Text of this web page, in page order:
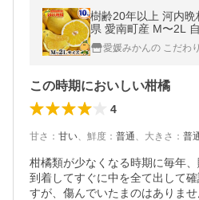
樹齢20年以上 河内
県 愛南町産 M〜2L 自宅用 訳あり 箱買い か
わち ばんかん 愛媛
愛媛みかんの こだわ
この時期においしい柑橘
4
甘さ ： 甘い、 鮮度 ： 普通、 大きさ ： 普
柑橘類が少なくなる時期に毎年、
到着してすぐに中を全て出して
すが、傷んでいたまのはありま